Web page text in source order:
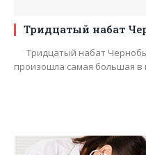
Тридцатый набат
Тридцатый набат
произошла самая большая в